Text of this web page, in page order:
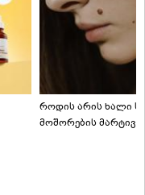
როდის არის ხალი
მოშორების